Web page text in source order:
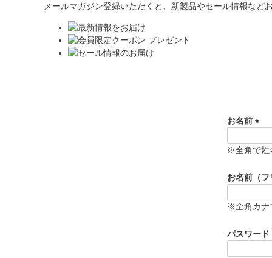
メールマガジン登録いただくと、新製品やセール情報など
お名前
必
※全角で姓
お名前（フ
※全角カナ
パスワード